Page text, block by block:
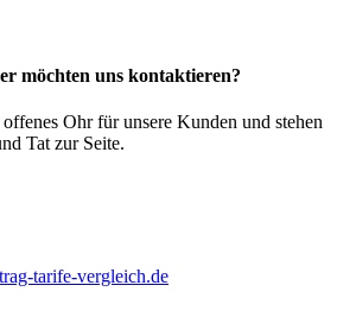
möchten uns kontaktieren?
Ohr für unsere Kunden und stehen
Tat zur Seite.
tarife-vergleich.de